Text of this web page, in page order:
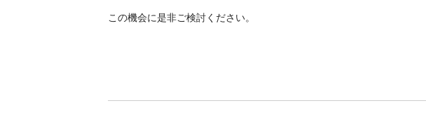
この機会に是非ご検討ください。